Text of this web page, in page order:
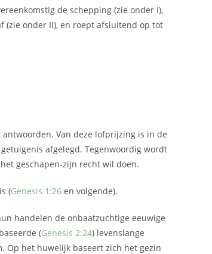
de schepping (zie onder I),
(zie onder II), en roept afsluitend op tot
Van deze lofprijzing is in de
afgelegd. Tegenwoordig wordt
geschapen-zijn recht wil doen.
(Genesis 1:26 en volgende).
handelen de onbaatzuchtige eeuwige
(Genesis 2:24) levenslange
Op het huwelijk baseert zich het gezin